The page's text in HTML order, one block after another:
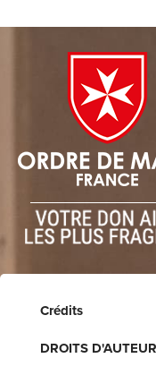
Crédits
DROITS